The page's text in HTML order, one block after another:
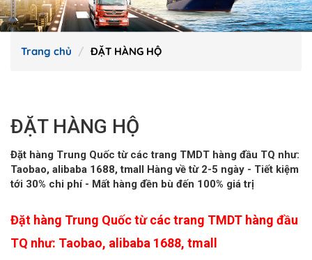
Trang chủ ĐẶT HÀNG HỘ
ĐẶT HÀNG HỘ
Đặt hàng Trung Quốc từ các trang TMDT hàng đầu TQ như:
Taobao, alibaba 1688, tmall Hàng về từ 2-5 ngày - Tiết kiệm
tới 30% chi phí - Mất hàng đền bù đến 100% giá trị
Đặt hàng Trung Quốc từ các trang TMDT hàng đầu
TQ như: Taobao, alibaba 1688, tmall